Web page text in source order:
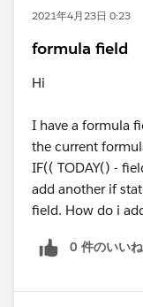
2021年4月23日 0:23
formula field
Hi
I have a formula
the current
IF(( TODAY() -
add another if
field. How do i
0 件のいい